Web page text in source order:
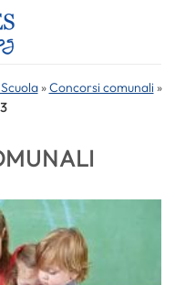
»Concorsi comunali »